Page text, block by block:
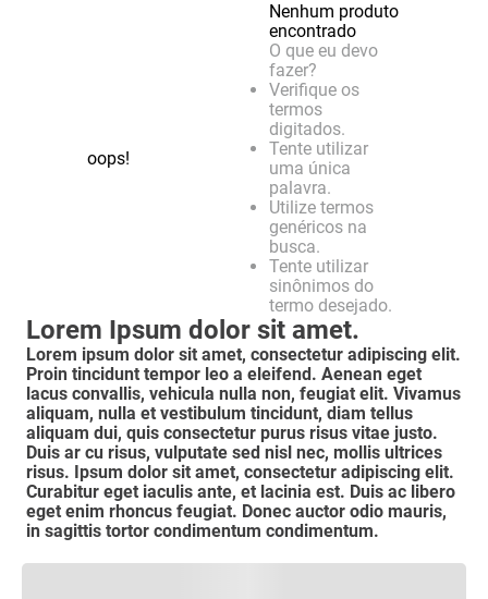
oops!
Nenhum produto
encontrado
O que eu devo
fazer?
Verifique os
termos
digitados.
Tente utilizar
uma única
palavra.
Utilize termos
genéricos na
busca.
Tente utilizar
sinônimos do
termo desejado.
Lorem Ipsum dolor sit amet.
Lorem ipsum dolor sit amet, consectetur adipiscing elit.
Proin tincidunt tempor leo a eleifend. Aenean eget
lacus convallis, vehicula nulla non, feugiat elit. Vivamus
aliquam, nulla et vestibulum tincidunt, diam tellus
aliquam dui, quis consectetur purus risus vitae justo.
Duis ar cu risus, vulputate sed nisl nec, mollis ultrices
risus. Ipsum dolor sit amet, consectetur adipiscing elit.
Curabitur eget iaculis ante, et lacinia est. Duis ac libero
eget enim rhoncus feugiat. Donec auctor odio mauris,
in sagittis tortor condimentum condimentum.